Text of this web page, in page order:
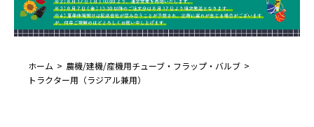
ホーム
農機/建機/産機用チューブ・フラップ・バルブ
トラクター用（ラジアル兼用）